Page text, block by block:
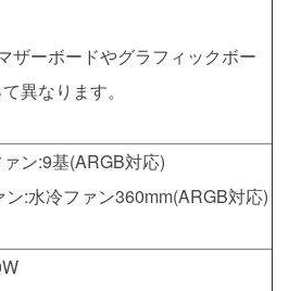
ザーボードやグラフィックボー
異なります。
ン:9基(ARGB対応)
:水冷ファン360mm(ARGB対応)